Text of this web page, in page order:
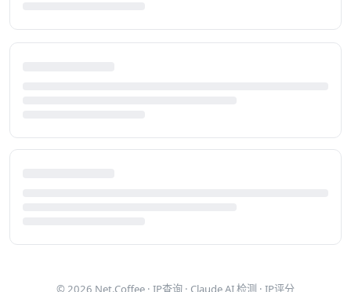
© 2026 Net.Coffee · IP查询 · Claude AI 检测 · IP评分